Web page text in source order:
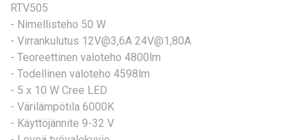
RTV505
- Nimellisteho 50 W
- Virrankulutus 12V@3,6A 24V@1,80A
- Teoreettinen valoteho 4800lm
- Todellinen valoteho 4598lm
- 5 x 10 W Cree LED
- Värilämpötila 6000K
- Käyttöjännite 9-32 V